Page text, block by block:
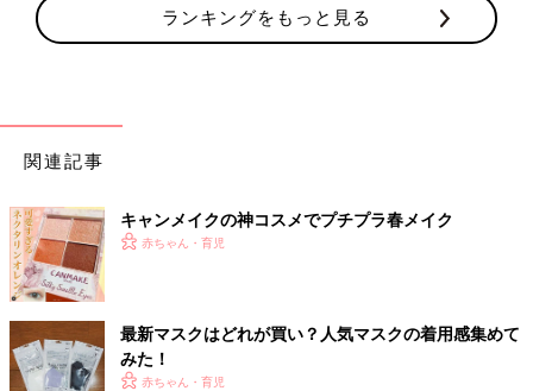
ランキングをもっと見る
関連記事
キャンメイクの神コスメでプチプラ春メイク
赤ちゃん・育児
最新マスクはどれが買い？人気マスクの着用感集めて
みた！
赤ちゃん・育児